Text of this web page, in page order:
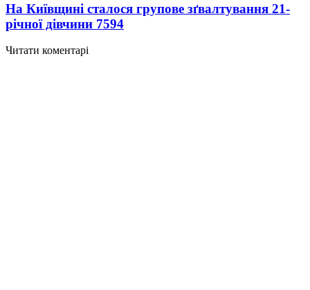
На Київщині сталося групове зґвалтування 21-
річної дівчини 7594
Читати коментарі